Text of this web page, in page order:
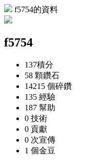
f5754的資料
f5754
137積分
58 顆鑽石
14215 個碎鑽
135 經驗
187 幫助
0 技術
0 貢獻
0 次宣傳
1 個金豆